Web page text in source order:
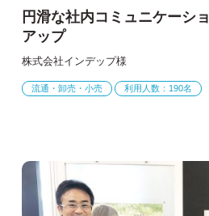
円滑な社内コミュニケーシ
アップ
株式会社インデップ様
流通・卸売・小売 利用人数：190名